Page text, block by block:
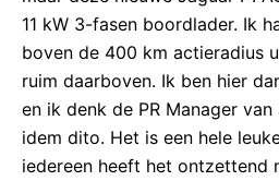
11 kW 3-fasen boordlader. Ik
boven de 400 km actieradius
ruim daarboven. Ik ben hier
en ik denk de PR Manager
idem dito. Het is een hele
iedereen heeft het ontzettend